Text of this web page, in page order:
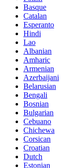
Basque
Catalan
Esperanto
Hindi
Lao
Albanian
Amharic
Armenian
Azerbaijani
Belarusian
Bengali
Bosnian
Bulgarian
Cebuano
Chichewa
Corsican
Croatian
Dutch
Estonian